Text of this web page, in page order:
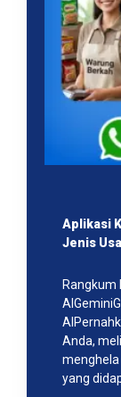
Aplikasi
Jenis
Rangkum
Anda,
yang